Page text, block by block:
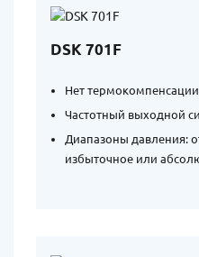
DSK 701F
Нет термокомпенсации
Частотный выходной
Диапазоны давления:
избыточное или